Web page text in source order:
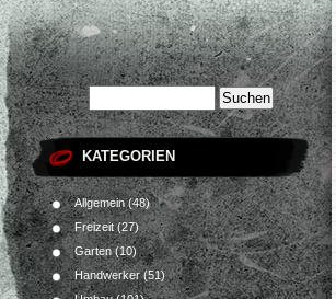
KATEGORIEN
Allgemein(48)
Freizeit (27)
Garten(10)
Handwerker(51)